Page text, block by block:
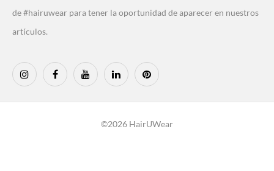
de #hairuwear para tener la oportunidad de aparecer en nuestros
artículos.
©2026 HairUWear